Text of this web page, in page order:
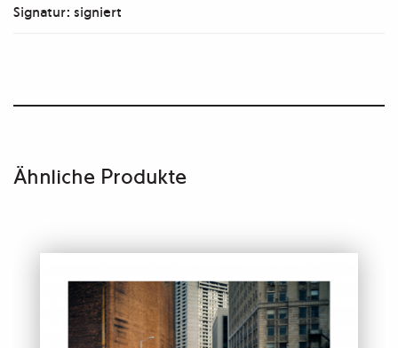
Signatur: signiert
Ähnliche Produkte